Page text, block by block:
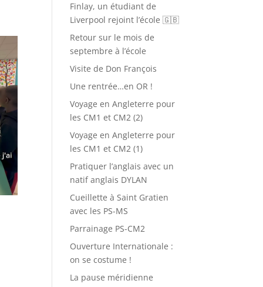
Finlay, un étudiant de
Liverpool rejoint l’école 🇬🇧
Retour sur le mois de
septembre à l’école
Visite de Don François
Une rentrée…en OR !
Voyage en Angleterre pour
les CM1 et CM2 (2)
Voyage en Angleterre pour
les CM1 et CM2 (1)
Pratiquer l’anglais avec un
natif anglais DYLAN
Cueillette à Saint Gratien
avec les PS-MS
Parrainage PS-CM2
Ouverture Internationale :
on se costume !
La pause méridienne